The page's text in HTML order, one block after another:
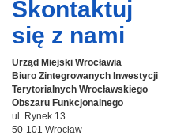
Skontaktuj
się z nami
Urząd Miejski Wrocławia
Biuro Zintegrowanych Inwestycji
Terytorialnych Wrocławskiego
Obszaru Funkcjonalnego
ul. Rynek 13
50-101 Wrocław